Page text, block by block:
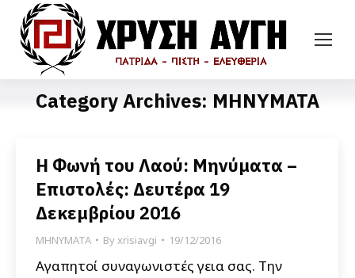
Category Archives: ΜΗΝΥΜΑΤΑ
Η Φωνή του Λαού: Μηνύματα –
Επιστολές: Δευτέρα 19
Δεκεμβρίου 2016
ΜΗΝΥΜΑΤΑ Byxrisiavgi 19/12/2016
Αγαπητοί συναγωνιστές γεια σας. Την